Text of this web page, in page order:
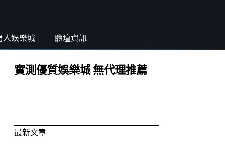
人娛樂城 體壇資訊
實測優質娛樂城 無代理推薦
最新文章